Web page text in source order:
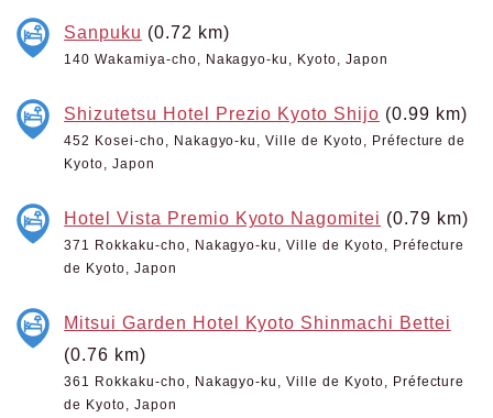
Sanpuku (0.72 km)
140 Wakamiya-cho, Nakagyo-ku, Kyoto, Japon
Shizutetsu Hotel Prezio Kyoto Shijo (0.99 km)
452 Kosei-cho, Nakagyo-ku, Ville de Kyoto, Préfecture de
Kyoto, Japon
Hotel Vista Premio Kyoto Nagomitei (0.79 km)
371 Rokkaku-cho, Nakagyo-ku, Ville de Kyoto, Préfecture
de Kyoto, Japon
Mitsui Garden Hotel Kyoto Shinmachi Bettei
(0.76 km)
361 Rokkaku-cho, Nakagyo-ku, Ville de Kyoto, Préfecture
de Kyoto, Japon